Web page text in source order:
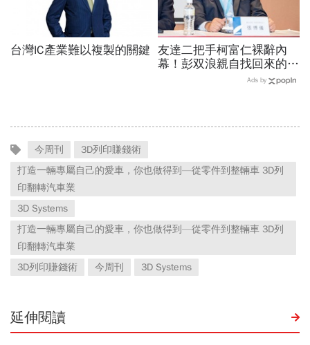
台灣IC產業難以複製的關鍵 友達二把手柯富仁裸辭內
幕！彭双浪親自找回來的接
班人，為何最後撕破臉？
Ads by
今周刊
3D列印賺錢術
打造一輛專屬自己的愛車，你也做得到—從零件到整輛車 3D列
印翻轉汽車業
3D Systems
打造一輛專屬自己的愛車，你也做得到—從零件到整輛車 3D列
印翻轉汽車業
3D列印賺錢術
今周刊 3D Systems
延伸閱讀